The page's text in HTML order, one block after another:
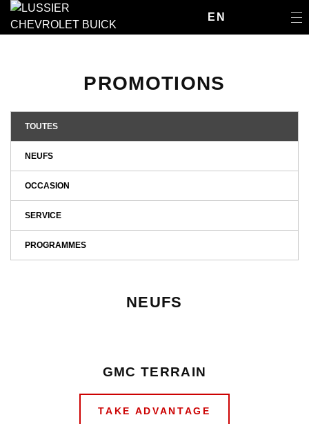
EN
PROMOTIONS
TOUTES
NEUFS
OCCASION
SERVICE
PROGRAMMES
NEUFS
GMC TERRAIN
TAKE ADVANTAGE